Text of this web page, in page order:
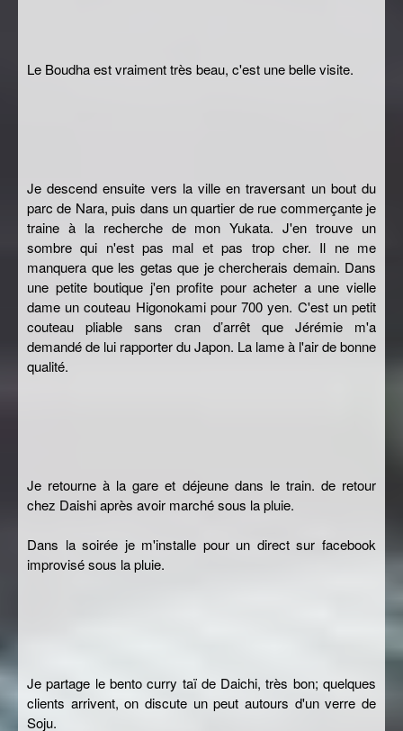
Le Boudha est vraiment très beau, c'est une belle visite.
Je descend ensuite vers la ville en traversant un bout du
parc de Nara, puis dans un quartier de rue commerçante je
traine à la recherche de mon Yukata. J'en trouve un
sombre qui n'est pas mal et pas trop cher. Il ne me
manquera que les getas que je chercherais demain. Dans
une petite boutique j'en profite pour acheter a une vielle
dame un couteau Higonokami pour 700 yen. C'est un petit
couteau pliable sans cran d’arrêt que Jérémie m'a
demandé de lui rapporter du Japon. La lame à l'air de bonne
qualité.
Je retourne à la gare et déjeune dans le train. de retour
chez Daishi après avoir marché sous la pluie.
Dans la soirée je m'installe pour un direct sur facebook
improvisé sous la pluie.
Je partage le bento curry taï de Daichi, très bon; quelques
clients arrivent, on discute un peut autours d'un verre de
Soju.